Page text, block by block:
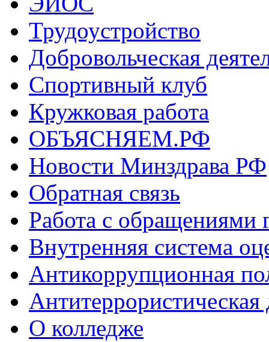
Трудоустройство
Добровольческая
Спортивный клуб
Кружковая работа
ОБЪЯСНЯЕМ.РФ
Новости Минздрава РФ
Обратная связь
Работа с обращениями
Внутренняя система
Антикоррупционная
Антитеррористическая
О колледже